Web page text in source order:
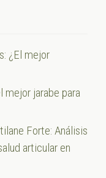
¿El mejor
mejor jarabe para
Forte: Análisis
articular en